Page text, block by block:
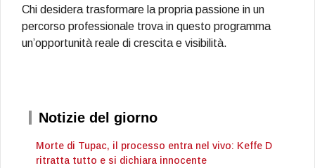
Chi desidera trasformare la propria passione in un
percorso professionale trova in questo programma
un’opportunità reale di crescita e visibilità.
Notizie del giorno
Morte di Tupac, il processo entra nel vivo: Keffe D
ritratta tutto e si dichiara innocente